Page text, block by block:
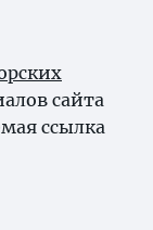
сайта
ссылка